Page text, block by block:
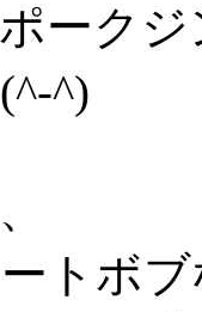
ーク
^)
トボ